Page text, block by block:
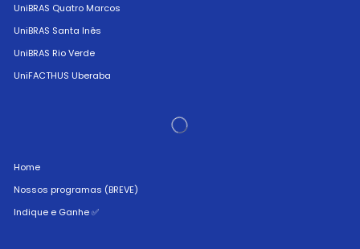
UniBRAS Quatro Marcos
UniBRAS Santa Inês
UniBRAS Rio Verde
UniFACTHUS Uberaba
Home
Nossos programas (BREVE)
Indique e Ganhe ✅